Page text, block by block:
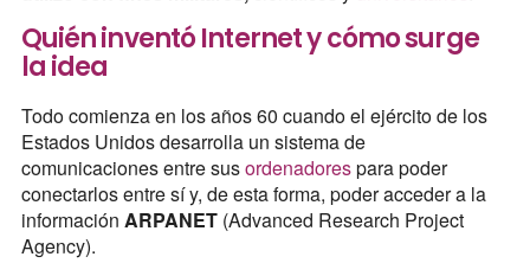
Quién inventó Internet y cómo surge
la idea
Todo comienza en los años 60 cuando el ejército de los
Estados Unidos desarrolla un sistema de
comunicaciones entre susordenadorespara poder
conectarlos entre sí y, de esta forma, poder acceder a la
información ARPANET(Advanced Research Project
Agency).